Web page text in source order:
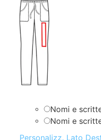
Nomi e
Nomi e
Personalizz. Lato